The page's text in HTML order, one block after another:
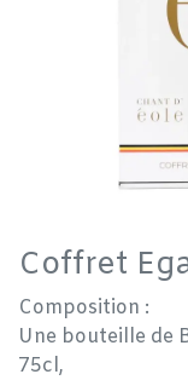
Coffret
Composition :
Une bouteille de
75cl,